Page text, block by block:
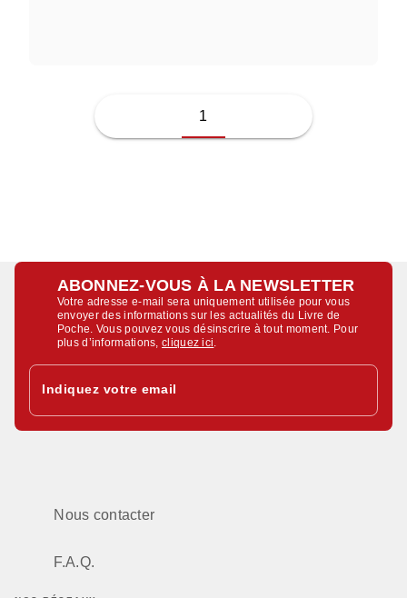
1
ABONNEZ-VOUS À LA NEWSLETTER
Votre adresse e-mail sera uniquement utilisée pour vous
envoyer des informations sur les actualités du Livre de
Poche. Vous pouvez vous désinscrire à tout moment. Pour
plus d’informations,cliquez ici
Indiquez votre email
Nous contacter
F.A.Q.